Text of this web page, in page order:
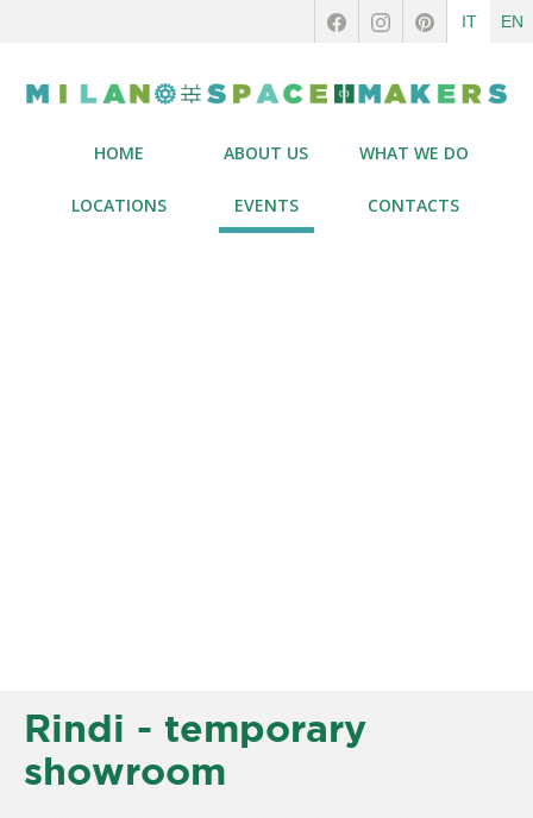
IT EN
HOME ABOUT US WHAT WE DO
LOCATIONS EVENTS CONTACTS
Rindi - temporary
showroom